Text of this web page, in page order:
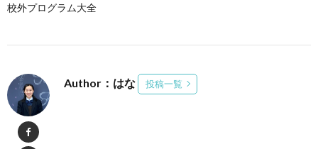
校外プログラム大全
Author：はな 投稿一覧